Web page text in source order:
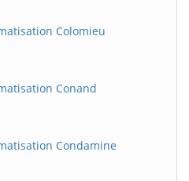
Colomieu
Conand
Condamine